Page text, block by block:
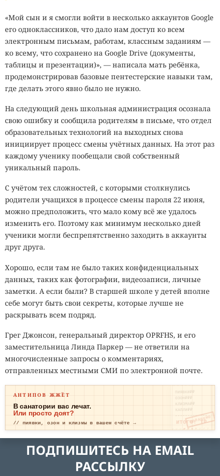
«Мой сын и я смогли войти в несколько аккаунтов Google
его одноклассников, что дало нам доступ ко всем
электронным письмам, работам, классным заданиям —
ко всему, что сохранено на Google Drive (документы,
таблицы и презентации)», — написала мать ребёнка,
продемонстрировав базовые пентестерские навыки там,
где делать этого явно было не нужно.
На следующий день школьная администрация осознала
свою ошибку и сообщила родителям в письме, что отдел
образовательных технологий на выходных снова
инициирует процесс смены учётных данных. На этот раз
каждому ученику пообещали свой собственный
уникальный пароль.
С учётом тех сложностей, с которыми столкнулись
родители учащихся в процессе смены пароля 22 июня,
можно предположить, что мало кому всё же удалось
изменить его. Поэтому как минимум несколько дней
ученики могли беспрепятственно заходить в аккаунты
друг друга.
Хорошо, если там не было таких конфиденциальных
данных, таких как фотографии, видеозаписи, личные
заметки. А если были? В старшей школе у детей вполне
себе могут быть свои секреты, которые лучше не
раскрывать всем подряд.
Грег Джонсон, генеральный директор OPRFHS, и его
заместительница Линда Паркер — не ответили на
многочисленные запросы о комментариях,
отправленных местными СМИ по электронной почте.
КАПЛИ₽₽
ИТОГО: ТР
ЕВОГА
ОПЛАЧЕНО
АНТИПОВ ЖЖЁТ
В санатории вас лечат.
Или просто доят?
// пиявки, озон и клизмы в вашем счёте →
ПОДПИШИТЕСЬ НА EMAIL
РАССЫЛКУ